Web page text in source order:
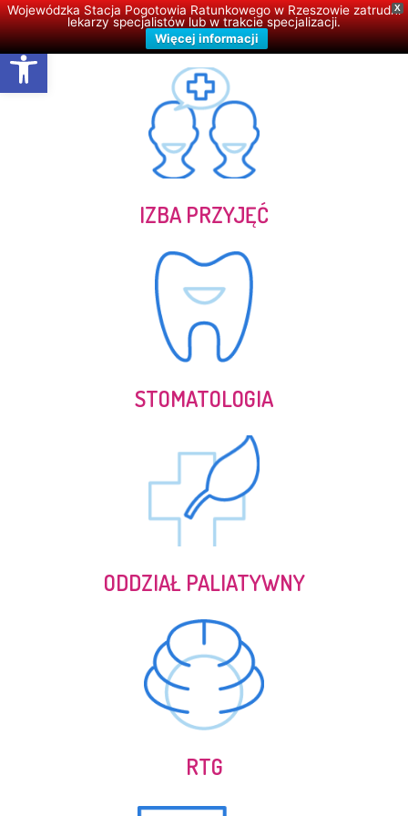
Open toolbar
X
Wojewódzka Stacja Pogotowia Ratunkowego w Rzeszowie zatrudni
lekarzy specjalistów lub w trakcie specjalizacji.
Więcej informacji
IZBA PRZYJĘĆ
STOMATOLOGIA
ODDZIAŁ PALIATYWNY
RTG